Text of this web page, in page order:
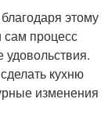
этому
сам процесс
кухню
изменения